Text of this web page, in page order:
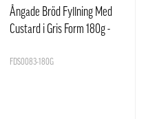
Ångade Bröd Fyllning Med
Custard i Gris Form 180g -
FDS0083-180G